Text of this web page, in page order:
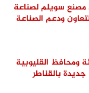
مصنع سويلم لصناعة
ودعم الصناعة
ومحافظ القليوبية
جديدة بالقناطر